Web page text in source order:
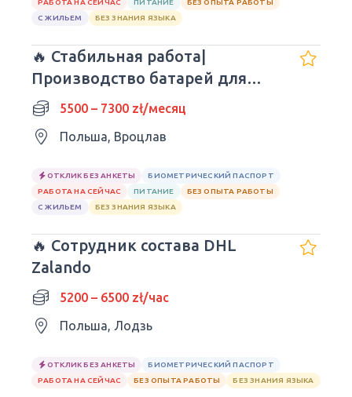
РАБОТА НА СЕЙЧАС
ПИТАНИЕ
БЕЗ ОПЫТА РАБОТЫ
С ЖИЛЬЕМ
БЕЗ ЗНАНИЯ ЯЗЫКА
🔥 Стабильная работа|
Производство батарей для
авто| Wrocław
5500 – 7300 zł/месяц
Польша, Вроцлав
ОТКЛИК БЕЗ АНКЕТЫ
БИОМЕТРИЧЕСКИЙ ПАСПОРТ
РАБОТА НА СЕЙЧАС
ПИТАНИЕ
БЕЗ ОПЫТА РАБОТЫ
С ЖИЛЬЕМ
БЕЗ ЗНАНИЯ ЯЗЫКА
🔥 Сотрудник состава DHL
Zalando
5200 – 6500 zł/час
Польша, Лодзь
ОТКЛИК БЕЗ АНКЕТЫ
БИОМЕТРИЧЕСКИЙ ПАСПОРТ
РАБОТА НА СЕЙЧАС
БЕЗ ОПЫТА РАБОТЫ БЕЗ ЗНАНИЯ ЯЗЫКА